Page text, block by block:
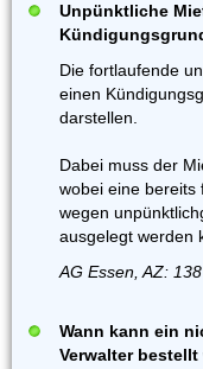
Unpünktliche
Die fortlaufende
einen
darstellen.
Dabei muss der
wobei eine bereits
wegen
ausgelegt werden
AG Essen, AZ:
Wann kann ein
Verwalter bestellt